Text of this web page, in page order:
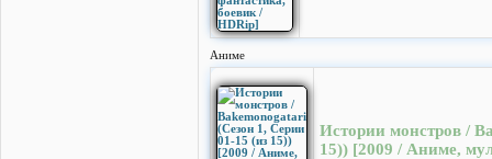
Аниме
Истории монстров /
15)) [2009 / Аниме,